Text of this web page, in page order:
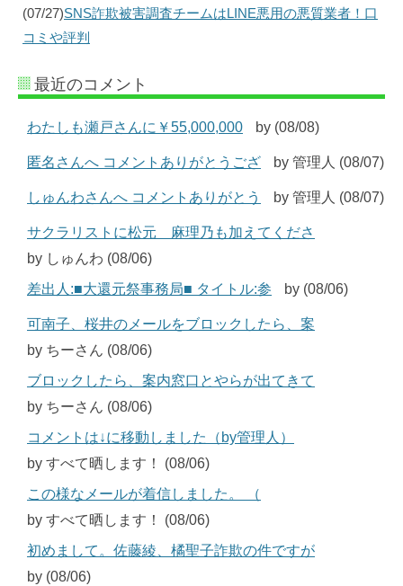
(07/27)SNS詐欺被害調査チームはLINE悪用の悪質業者！口
コミや評判
最近のコメント
わたしも瀬戸さんに￥55,000,000 by (08/08)
匿名さんへ コメントありがとうござ by 管理人 (08/07)
しゅんわさんへ コメントありがとう by 管理人 (08/07)
サクラリストに松元 麻理乃も加えてくださ
by しゅんわ (08/06)
差出人:■大還元祭事務局■ タイトル:参
by (08/06)
可南子、桜井のメールをブロックしたら、案
by ちーさん (08/06)
ブロックしたら、案内窓口とやらが出てきて
by ちーさん (08/06)
コメントは↓に移動しました（by管理人）
by すべて晒します！ (08/06)
この様なメールが着信しました。 （
by すべて晒します！ (08/06)
初めまして。佐藤綾、橘聖子詐欺の件ですが
by (08/06)